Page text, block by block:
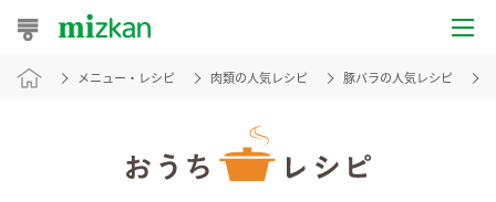
おうちレシピ
メニュー・レシピ 肉類の人気レシピ 豚バラの人気レシピ